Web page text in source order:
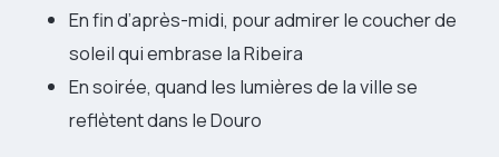
En fin d’après-midi, pour admirer le coucher de
soleil qui embrase la Ribeira
En soirée, quand les lumières de la ville se
reflètent dans le Douro